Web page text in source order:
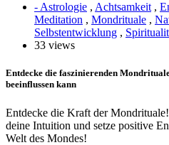
- Astrologie , Achtsamkeit ,
Meditation , Mondrituale ,
Selbstentwicklung ,
33 views
Entdecke die faszinierenden
beeinflussen kann
Entdecke die Kraft der
deine Intuition und setze positive
Welt des Mondes!